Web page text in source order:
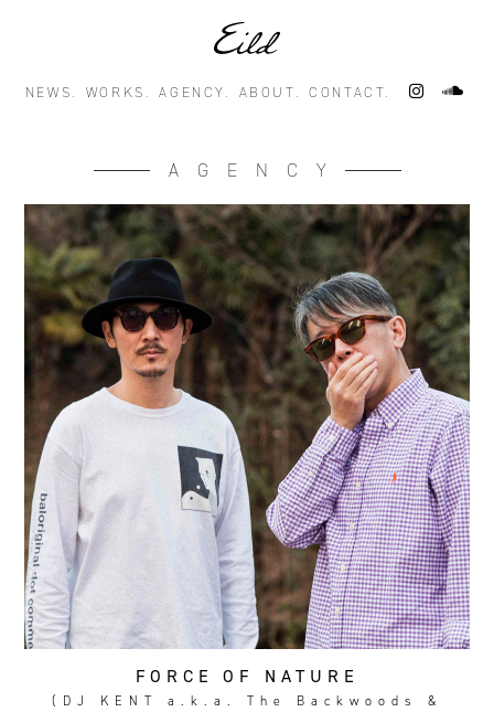
NEWS. WORKS. AGENCY. ABOUT. CONTACT.
AGENCY
FORCE OF NATURE
(DJ KENT a.k.a. The Backwoods &